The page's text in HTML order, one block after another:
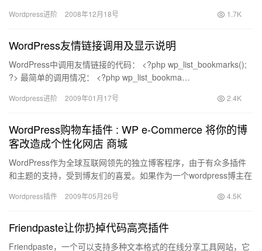
Wordpress进阶 2008年12月18号 1.7K
WordPress友情链接调用及显示说明
WordPress中调用友情链接的代码： <?php wp_list_bookmarks();
?> 最简单的调用情况： <?php wp_list_bookma…
Wordpress进阶 2009年01月17号 2.4K
WordPress购物车插件 : WP e-Commerce 将你的博
客改造成个性化网店 商城
WordPress作为全球互联网领先的独立博客程序，由于有众多插件
和主题的支持，受到博友们的喜爱。如果作为一个wordpress博主在
Wordpress插件 2009年05月26号 4.5K
Friendpaste让你扔掉代码高亮插件
Friendpaste，一个可以支持多种文本格式的在线分享工具网站，它